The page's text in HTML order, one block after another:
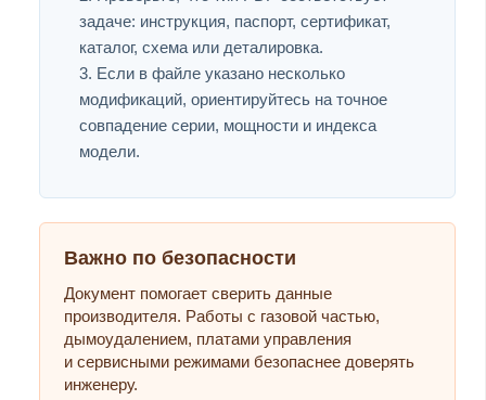
задаче: инструкция, паспорт, сертификат,
каталог, схема или деталировка.
Если в файле указано несколько
модификаций, ориентируйтесь на точное
совпадение серии, мощности и индекса
модели.
Важно по безопасности
Документ помогает сверить данные
производителя. Работы с газовой частью,
дымоудалением, платами управления
и сервисными режимами безопаснее доверять
инженеру.